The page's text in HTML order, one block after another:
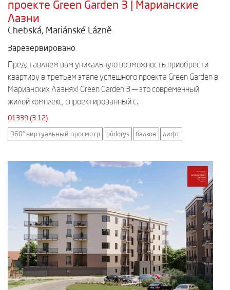
проекте Green Garden 3 | Марианские
Лазни
Chebská, Mariánské Lázně
Зарезервировано
Представляем вам уникальную возможность приобрести
квартиру в третьем этапе успешного проекта Green Garden в
Марианских Лазнях! Green Garden 3 — это современный
жилой комплекс, спроектированный с..
01339 (3.12)
360° виртуальный просмотр půdorys балкон лифт